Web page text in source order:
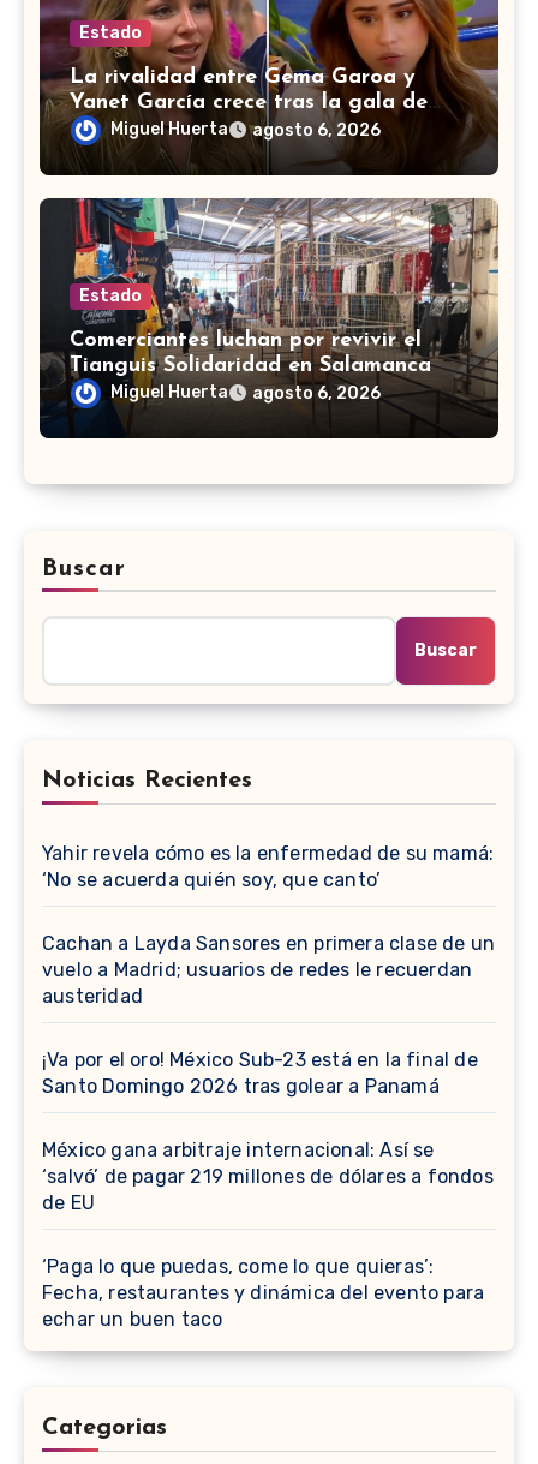
Estado
La rivalidad entre Gema Garoa y
Yanet García crece tras la gala de
eliminación
Miguel Huerta agosto 6, 2026
Estado
Comerciantes luchan por revivir el
Tianguis Solidaridad en Salamanca
Miguel Huerta agosto 6, 2026
Buscar
Buscar
Noticias Recientes
Yahir revela cómo es la enfermedad de su mamá:
‘No se acuerda quién soy, que canto’
Cachan a Layda Sansores en primera clase de un
vuelo a Madrid; usuarios de redes le recuerdan
austeridad
¡Va por el oro! México Sub-23 está en la final de
Santo Domingo 2026 tras golear a Panamá
México gana arbitraje internacional: Así se
‘salvó’ de pagar 219 millones de dólares a fondos
de EU
‘Paga lo que puedas, come lo que quieras’:
Fecha, restaurantes y dinámica del evento para
echar un buen taco
Categorias